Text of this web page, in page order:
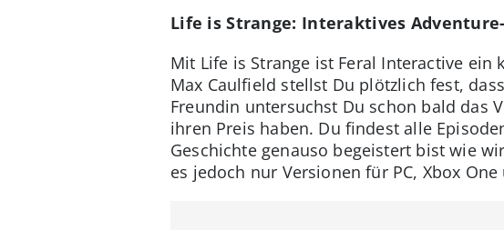
Life is Strange: Interaktives
Mit Life is Strange ist Feral Interactive
Max Caulfield stellst Du plötzlich fest,
Freundin untersuchst Du schon bald das
ihren Preis haben. Du findest alle
Geschichte genauso begeistert bist wie
es jedoch nur Versionen für PC, Xbox